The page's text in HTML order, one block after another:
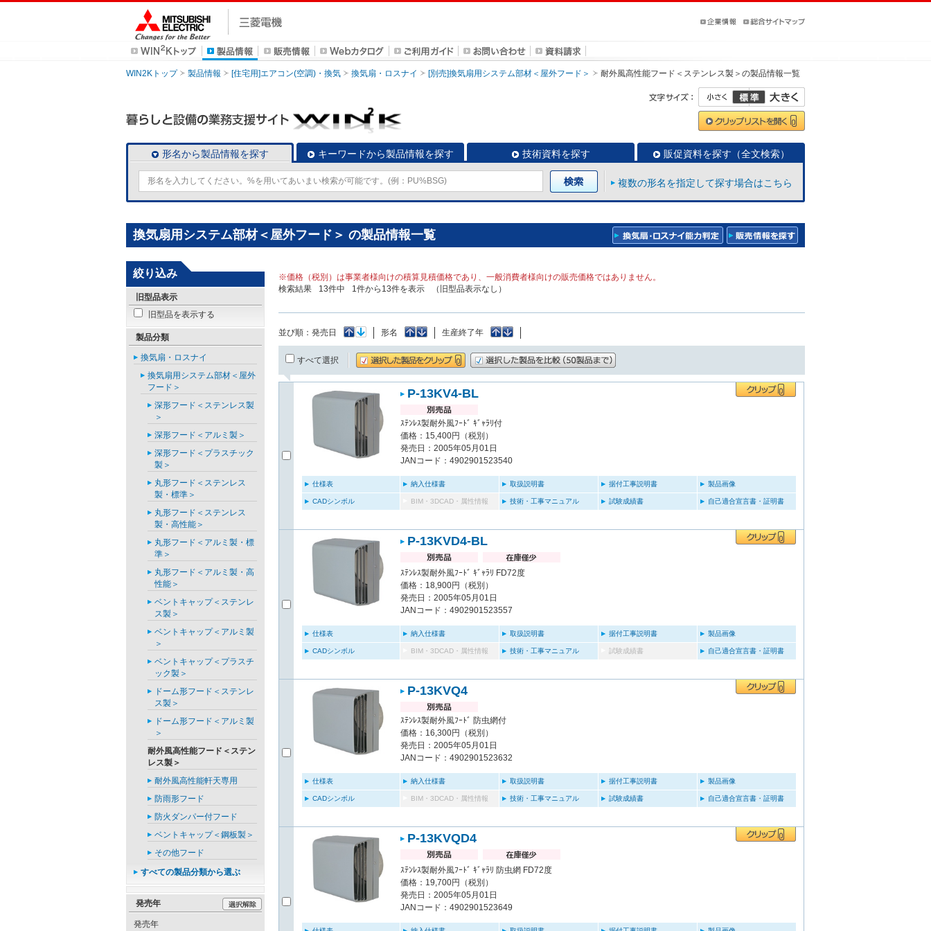
WIN2Kトップ 製品情報 [住宅用]エアコン(空調)・換気 換気扇・ロスナイ [別売]換気扇用システム部材＜屋外フード＞ 耐外風高性能フード＜ステンレス製＞ の製品情報一覧
形名から製品情報を探す キーワードから製品情報を探す 技術資料を探す 販促資料を探す（全文検索）
複数の形名を指定して探す場合はこちら
換気扇用システム部材＜屋外フード＞ の製品情報一覧
※価格（税別）は事業者様向けの積算見積価格であり、一般消費者様向けの販売価格ではありません。
検索結果
13件中 1件から 13件を表示 （旧型品表示なし）
並び順： 発売日 形名 生産終了年
すべて選択
P-13KV4-BL
ｽﾃﾝﾚｽ製耐外風ﾌｰﾄﾞ ｷﾞｬﾗﾘ付
価格：15,400円（税別）
発売日：2005年05月01日
JANコード：4902901523540
仕様表 納入仕様書 取扱説明書 据付工事説明書 製品画像
CADシンボル BIM・3DCAD・属性情報 技術・工事マニュアル 試験成績書 自己適合宣言書・証明書
P-13KVD4-BL
ｽﾃﾝﾚｽ製耐外風ﾌｰﾄﾞ ｷﾞｬﾗﾘ FD72度
価格：18,900円（税別）
発売日：2005年05月01日
JANコード：4902901523557
仕様表 納入仕様書 取扱説明書 据付工事説明書 製品画像
CADシンボル BIM・3DCAD・属性情報 技術・工事マニュアル 試験成績書 自己適合宣言書・証明書
P-13KVQ4
ｽﾃﾝﾚｽ製耐外風ﾌｰﾄﾞ 防虫網付
価格：16,300円（税別）
発売日：2005年05月01日
JANコード：4902901523632
仕様表 納入仕様書 取扱説明書 据付工事説明書 製品画像
CADシンボル BIM・3DCAD・属性情報 技術・工事マニュアル 試験成績書 自己適合宣言書・証明書
P-13KVQD4
ｽﾃﾝﾚｽ製耐外風ﾌｰﾄﾞ ｷﾞｬﾗﾘ 防虫網 FD72度
価格：19,700円（税別）
発売日：2005年05月01日
JANコード：4902901523649
絞り込み
旧型品表示
旧型品を表示する
製品分類
換気扇・ロスナイ
換気扇用システム部材＜屋外
フード＞
深形フード＜ステンレス製
＞
深形フード＜アルミ製＞
深形フード＜プラスチック
製＞
丸形フード＜ステンレス
製・標準＞
丸形フード＜ステンレス
製・高性能＞
丸形フード＜アルミ製・標
準＞
丸形フード＜アルミ製・高
性能＞
ベントキャップ＜ステンレ
ス製＞
ベントキャップ＜アルミ製
＞
ベントキャップ＜プラスチ
ック製＞
ドーム形フード＜ステンレ
ス製＞
ドーム形フード＜アルミ製
＞
耐外風高性能フード＜ステン
レス製＞
耐外風高性能軒天専用
防雨形フード
防火ダンパー付フード
ベントキャップ＜鋼板製＞
その他フード
すべての製品分類から選ぶ
発売年
発売年